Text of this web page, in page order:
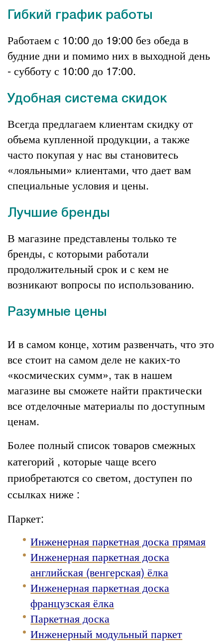
Гибкий график работы
Работаем с 10:00 до 19:00 без обеда в
будние дни и помимо них в выходной день
- субботу с 10:00 до 17:00.
Удобная система скидок
Всегда предлагаем клиентам скидку от
объема купленной продукции, а также
часто покупая у нас вы становитесь
«лояльными» клиентами, что дает вам
специальные условия и цены.
Лучшие бренды
В магазине представлены только те
бренды, с которыми работали
продолжительный срок и с кем не
возникают вопросы по использованию.
Разумные цены
И в самом конце, хотим развенчать, что это
все стоит на самом деле не каких-то
«космических сумм», так в нашем
магазине вы сможете найти практически
все отделочные материалы по доступным
ценам.
Более полный список товаров смежных
категорий , которые чаще всего
приобретаются со светом, доступен по
ссылках ниже :
Паркет:
Инженерная паркетная доска прямая
Инженерная паркетная доска
английская (венгерская) ёлка
Инженерная паркетная доска
французская ёлка
Паркетная доска
Инженерный модульный паркет